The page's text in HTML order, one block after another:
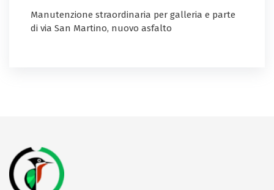
Manutenzione straordinaria per galleria e parte
di via San Martino, nuovo asfalto